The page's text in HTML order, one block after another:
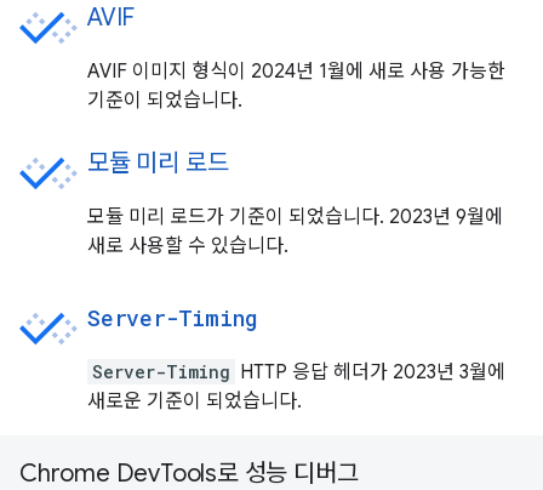
AVIF
AVIF 이미지 형식이 2024년 1월에 새로 사용 가능한
기준이 되었습니다.
모듈 미리 로드
모듈 미리 로드가 기준이 되었습니다. 2023년 9월에
새로 사용할 수 있습니다.
Server-Timing
Server-Timing HTTP 응답 헤더가 2023년 3월에
새로운 기준이 되었습니다.
Chrome DevTools로 성능 디버그